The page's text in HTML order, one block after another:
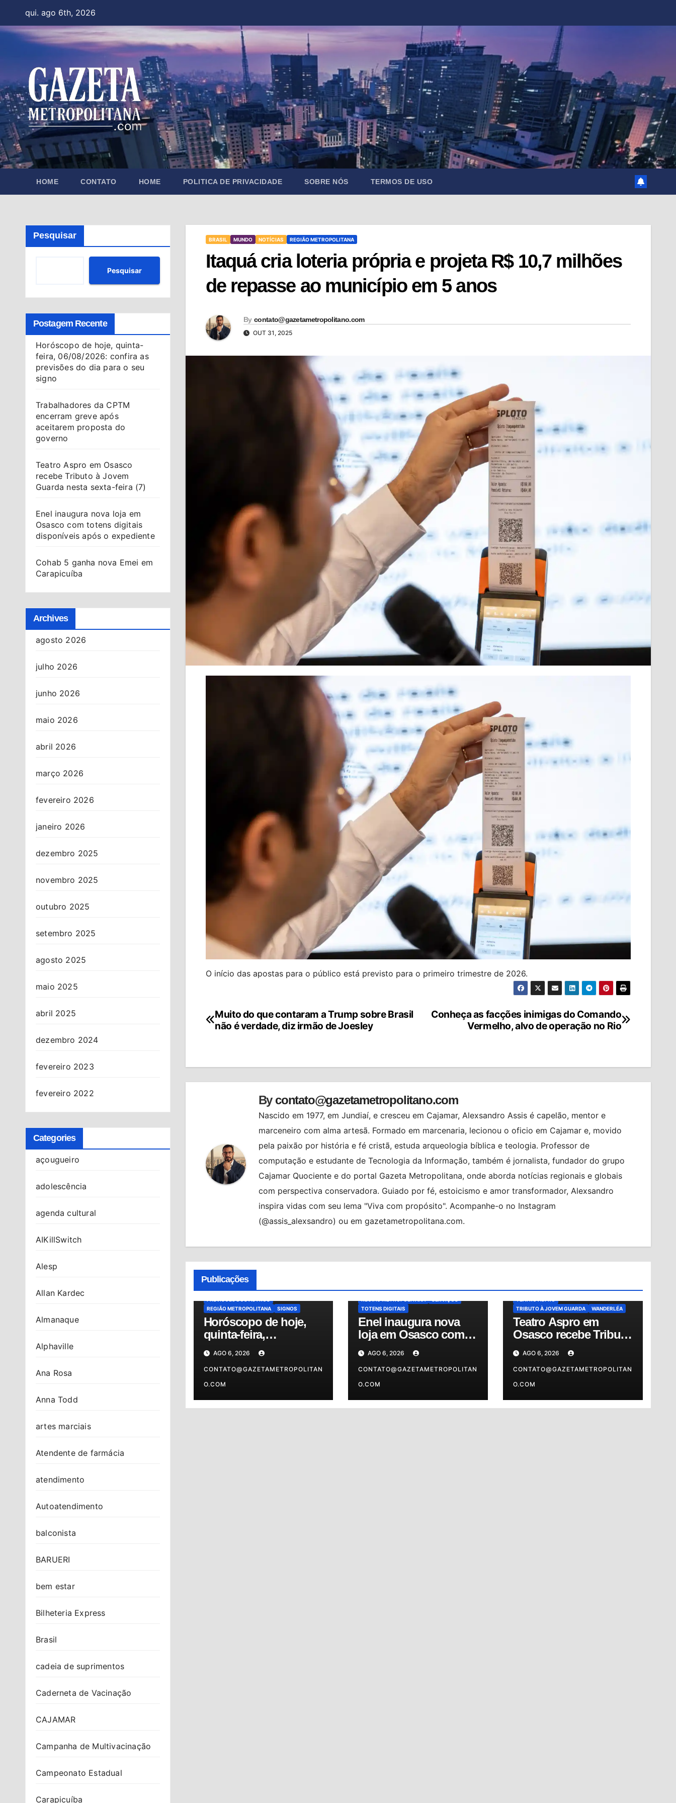
content
qui. ago 6th, 2026
HOME CONTATO HOME POLITICA DE PRIVACIDADE SOBRE NÓS TERMOS DE USO
Pesquisar
Pesquisar
Postagem Recente
Horóscopo de hoje, quinta-
feira, 06/08/2026: confira as
previsões do dia para o seu
signo
Trabalhadores da CPTM
encerram greve após
aceitarem proposta do
governo
Teatro Aspro em Osasco
recebe Tributo à Jovem
Guarda nesta sexta-feira (7)
Enel inaugura nova loja em
Osasco com totens digitais
disponíveis após o expediente
Cohab 5 ganha nova Emei em
Carapicuíba
Archives
agosto 2026
julho 2026
junho 2026
maio 2026
abril 2026
março 2026
fevereiro 2026
janeiro 2026
dezembro 2025
novembro 2025
outubro 2025
setembro 2025
agosto 2025
maio 2025
abril 2025
dezembro 2024
fevereiro 2023
fevereiro 2022
Categories
açougueiro
adolescência
agenda cultural
AIKillSwitch
Alesp
Allan Kardec
Almanaque
Alphaville
Ana Rosa
Anna Todd
artes marciais
Atendente de farmácia
atendimento
Autoatendimento
balconista
BARUERI
bem estar
Bilheteria Express
Brasil
cadeia de suprimentos
Caderneta de Vacinação
CAJAMAR
Campanha de Multivacinação
Campeonato Estadual
Carapicuíba
BRASIL MUNDO NOTÍCIAS REGIÃO METROPOLITANA
Itaquá cria loteria própria e projeta R$ 10,7 milhões
de repasse ao município em 5 anos
By contato@gazetametropolitano.com
OUT 31, 2025
O início das apostas para o público está previsto para o primeiro trimestre de 2026.
Navegação
Conheça as facções inimigas do Comando
Vermelho, alvo de operação no Rio
Muito do que contaram a Trump sobre Brasil
não é verdade, diz irmão de Joesley
By contato@gazetametropolitano.com
Nascido em 1977, em Jundiaí, e cresceu em Cajamar, Alexsandro Assis é capelão, mentor e
marceneiro com alma artesã. Formado em marcenaria, lecionou o oficio em Cajamar e, movido
pela paixão por história e fé cristã, estuda arqueologia bíblica e teologia. Professor de
computação e estudante de Tecnologia da Informação, também é jornalista, fundador do grupo
Cajamar Quociente e do portal Gazeta Metropolitana, onde aborda notícias regionais e globais
com perspectiva conservadora. Guiado por fé, estoicismo e amor transformador, Alexsandro
inspira vidas com seu lema "Viva com propósito". Acompanhe-o no Instagram
(@assis_alexsandro) ou em gazetametropolitana.com.
Publicações
ALMANAQUE BRASIL
HORÓSCOPO
HORÓSCOPO DO DIA
OSASCO
PREVISÕES
REGIÃO METROPOLITANA
SIGNOS
Horóscopo de hoje,
quinta-feira,
06/08/2026: confira as
previsões do dia para
o seu signo
AGO 6, 2026
CONTATO@GAZETAMETROPOLITAN
O.COM
BRASIL
CIDADES CONTA DE LUZ
ENEL
OSASCO
OSASCO PLAZA SHOPPING
TOTENS DIGITAIS
Enel inaugura nova
loja em Osasco com
totens digitais
disponíveis após o
expediente
AGO 6, 2026
CONTATO@GAZETAMETROPOLITAN
O.COM
CULTURA
ERASMO CARLOS
IÊ IÊ IÊ
ROBERTO CARLOS
SHOW
TRIBUTO À JOVEM GUARDA
WANDERLÉA
Teatro Aspro em
Osasco recebe Tributo
à Jovem Guarda nesta
sexta-feira (7)
AGO 6, 2026
CONTATO@GAZETAMETROPOLITAN
O.COM